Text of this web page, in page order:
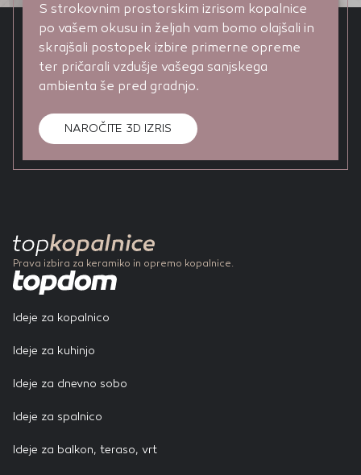
S strokovnim prostorskim izrisom kopalnice
po vašem okusu in željah vam bomo olajšali in
skrajšali postopek izbire primerne opreme
ter pričarali vzdušje vašega sanjskega
ambienta še pred gradnjo.
NAROČITE 3D IZRIS
Prava izbira za keramiko in opremo kopalnice.
Ideje za kopalnico
Ideje za kuhinjo
Ideje za dnevno sobo
Ideje za spalnico
Ideje za balkon, teraso, vrt